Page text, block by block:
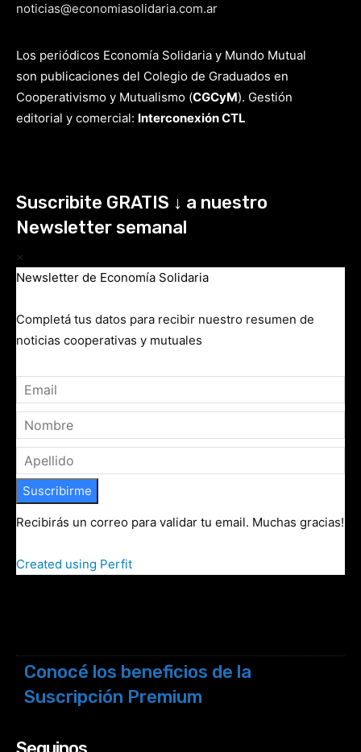
noticias@economiasolidaria.com.ar
Los periódicos Economía Solidaria y Mundo Mutual
son publicaciones del Colegio de Graduados en
Cooperativismo y Mutualismo (CGCyM). Gestión
editorial y comercial: Interconexión CTL
Suscribite GRATIS ↓ a nuestro
Newsletter semanal
×
Newsletter de Economía Solidaria
Completá tus datos para recibir nuestro resumen de
noticias cooperativas y mutuales
Suscribirme
Recibirás un correo para validar tu email. Muchas gracias!
Created using Perfit
Conocé los beneficios de la
Suscripción Premium